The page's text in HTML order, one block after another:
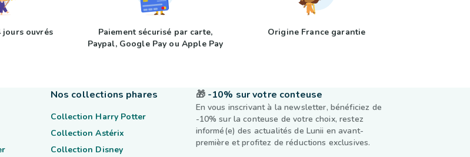
jours ouvrés
Paiement sécurisé par carte,
Paypal, Google Pay ou Apple Pay
Origine France garantie
🎁 -10% sur votre conteuse
En vous inscrivant à la newsletter, bénéficiez de
-10% sur la conteuse de votre choix, restez
informé(e) des actualités de Lunii en avant-
première et profitez de réductions exclusives.
Nos collections phares
Collection Harry Potter
Collection Astérix
Collection Disney